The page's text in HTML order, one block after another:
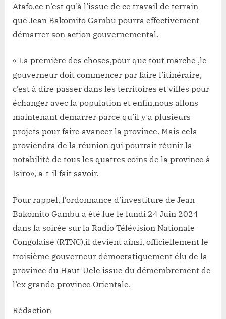
Atafo,ce n’est qu’à l’issue de ce travail de terrain
que Jean Bakomito Gambu pourra effectivement
démarrer son action gouvernemental.
« La première des choses,pour que tout marche ,le
gouverneur doit commencer par faire l’itinéraire,
c’est à dire passer dans les territoires et villes pour
échanger avec la population et enfin,nous allons
maintenant demarrer parce qu’il y a plusieurs
projets pour faire avancer la province. Mais cela
proviendra de la réunion qui pourrait réunir la
notabilité de tous les quatres coins de la province à
Isiro», a-t-il fait savoir.
Pour rappel, l’ordonnance d’investiture de Jean
Bakomito Gambu a été lue le lundi 24 Juin 2024
dans la soirée sur la Radio Télévision Nationale
Congolaise (RTNC),il devient ainsi, officiellement le
troisième gouverneur démocratiquement élu de la
province du Haut-Uele issue du démembrement de
l’ex grande province Orientale.
Rédaction